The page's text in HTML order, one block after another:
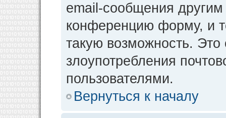
email-сообщения
конференцию форму, и
такую возможность. Это
злоупотребления
пользователями.
Вернуться к началу